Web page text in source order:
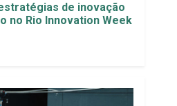
de inovação
no Rio Innovation Week